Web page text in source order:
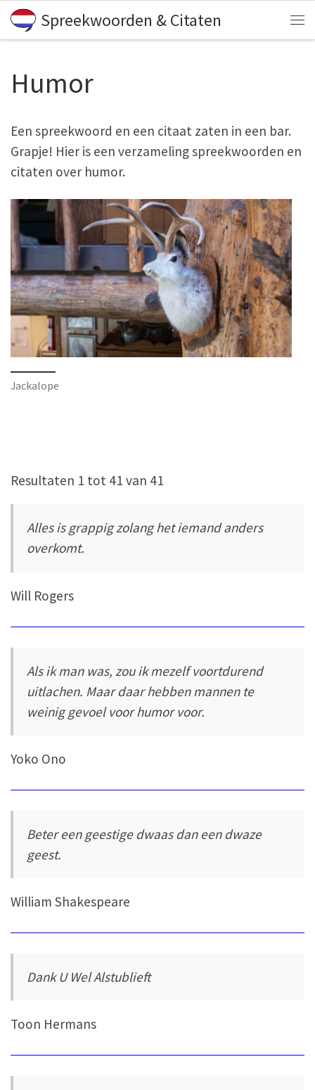
Skip to content
Spreekwoorden & Citaten
Humor
Een spreekwoord en een citaat zaten in een bar.
Grapje! Hier is een verzameling spreekwoorden en
citaten over humor.
Jackalope
Resultaten 1 tot 41 van 41
Alles is grappig zolang het iemand anders
overkomt.
Will Rogers
Als ik man was, zou ik mezelf voortdurend
uitlachen. Maar daar hebben mannen te
weinig gevoel voor humor voor.
Yoko Ono
Beter een geestige dwaas dan een dwaze
geest.
William Shakespeare
Dank U Wel Alstublieft
Toon Hermans